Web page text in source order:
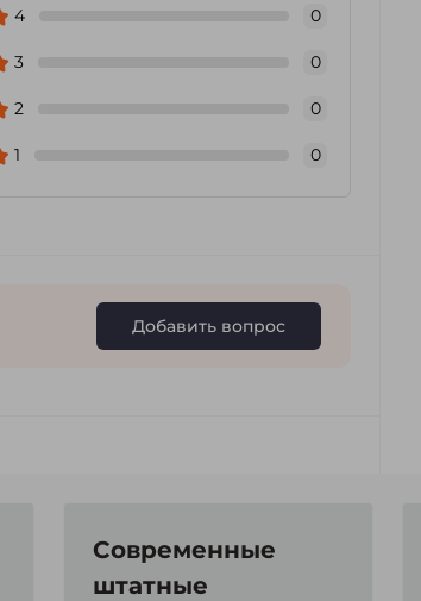
4 0
3 0
2 0
1 0
Добавить вопрос
Современные
штатные